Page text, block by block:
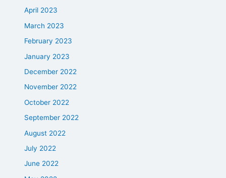
April 2023
March 2023
February 2023
January 2023
December 2022
November 2022
October 2022
September 2022
August 2022
July 2022
June 2022